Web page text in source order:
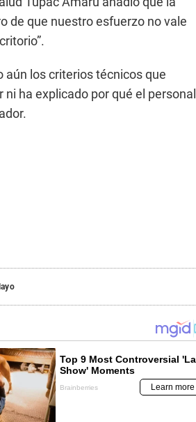
de que nuestro esfuerzo no vale
aún los criterios técnicos que
ha explicado por qué el personal